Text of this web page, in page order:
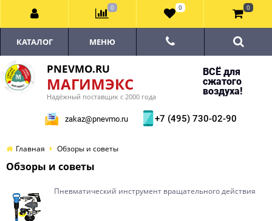
PNEVMO.RU
МАГИМЭКС
Надёжный поставщик с 2000 года
ВСЁ для
сжатого
воздуха!
zakaz@pnevmo.ru +7 (495) 730-02-90
КАТАЛОГ МЕНЮ
Главная Обзоры и советы
Обзоры и советы
Пневматический инструмент вращательного действия
0 0 0